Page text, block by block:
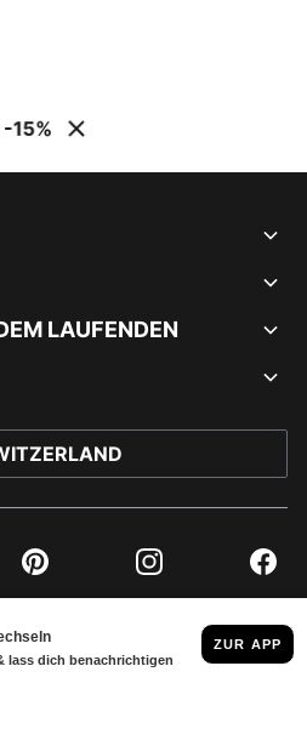
-15%
LAUFENDEN
Pinterest Instagram
2026. ALLE RECHTE VORBEHALTEN
UND RECHTLICHE HINWEISE